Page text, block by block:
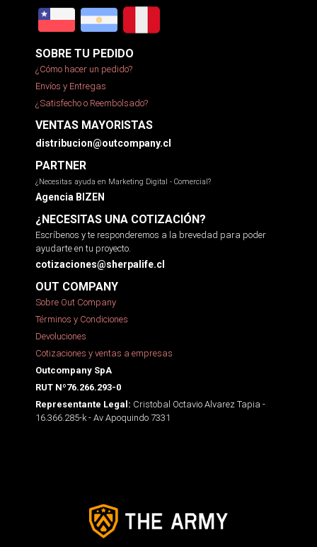
SOBRE TU PEDIDO
¿Cómo hacer un pedido?
Envíos y Entregas
¿Satisfecho o Reembolsado?
VENTAS MAYORISTAS
distribucion@outcompany.cl
PARTNER
¿Necesitas ayuda en Marketing Digital - Comercial?
Agencia BIZEN
¿NECESITAS UNA COTIZACIÓN?
Escríbenos y te responderemos a la brevedad para poder
ayudarte en tu proyecto.
cotizaciones@sherpalife.cl
OUT COMPANY
Sobre Out Company
Términos y Condiciones
Devoluciones
Cotizaciones y ventas a empresas
Outcompany SpA
RUT Nº76.266.293-0
Representante Legal: Cristobal Octavio Alvarez Tapia -
16.366.285-k - Av Apoquindo 7331